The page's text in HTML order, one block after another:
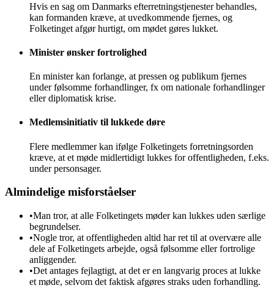
Hvis en sag om Danmarks efterretningstjenester behandles,
kan formanden kræve, at uvedkommende fjernes, og
Folketinget afgør hurtigt, om mødet gøres lukket.
Minister ønsker fortrolighed
En minister kan forlange, at pressen og publikum fjernes
under følsomme forhandlinger, fx om nationale forhandlinger
eller diplomatisk krise.
Medlemsinitiativ til lukkede døre
Flere medlemmer kan ifølge Folketingets forretningsorden
kræve, at et møde midlertidigt lukkes for offentligheden, f.eks.
under personsager.
Almindelige misforståelser
•Man tror, at alle Folketingets møder kan lukkes uden særlige
begrundelser.
•Nogle tror, at offentligheden altid har ret til at overvære alle
dele af Folketingets arbejde, også følsomme eller fortrolige
anliggender.
•Det antages fejlagtigt, at det er en langvarig proces at lukke
et møde, selvom det faktisk afgøres straks uden forhandling.